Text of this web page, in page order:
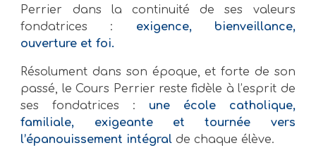
Perrier dans la continuité de ses valeurs
fondatrices : exigence, bienveillance,
ouverture et foi.
Résolument dans son époque, et forte de son
passé, le Cours Perrier reste fidèle à l’esprit de
ses fondatrices : une école catholique,
familiale, exigeante et tournée vers
l’épanouissement intégralde chaque élève.